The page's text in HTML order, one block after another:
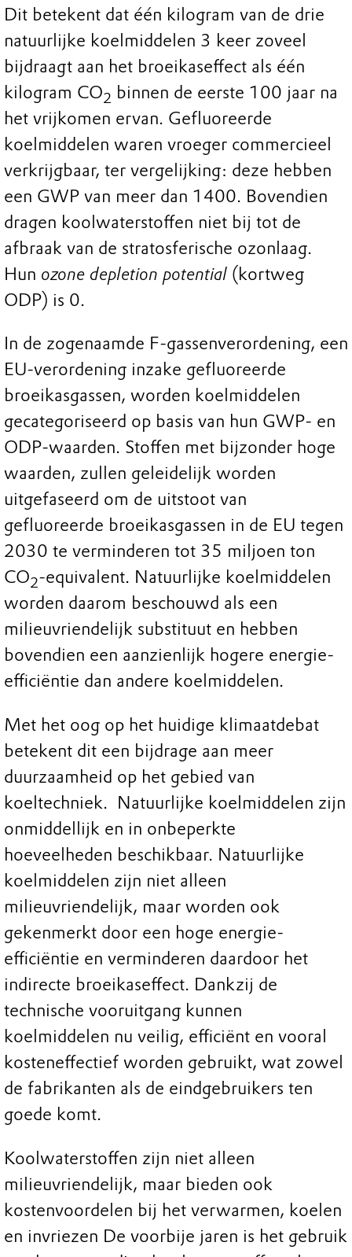
Dit betekent dat één kilogram van de drie
natuurlijke koelmiddelen 3 keer zoveel
bijdraagt aan het broeikaseffect als één
kilogram CO2 binnen de eerste 100 jaar na
het vrijkomen ervan. Gefluoreerde
koelmiddelen waren vroeger commercieel
verkrijgbaar, ter vergelijking: deze hebben
een GWP van meer dan 1400. Bovendien
dragen koolwaterstoffen niet bij tot de
afbraak van de stratosferische ozonlaag.
Hun ozone depletion potential (kortweg
ODP) is 0.
In de zogenaamde F-gassenverordening, een
EU-verordening inzake gefluoreerde
broeikasgassen, worden koelmiddelen
gecategoriseerd op basis van hun GWP- en
ODP-waarden. Stoffen met bijzonder hoge
waarden, zullen geleidelijk worden
uitgefaseerd om de uitstoot van
gefluoreerde broeikasgassen in de EU tegen
2030 te verminderen tot 35 miljoen ton
CO2-equivalent. Natuurlijke koelmiddelen
worden daarom beschouwd als een
milieuvriendelijk substituut en hebben
bovendien een aanzienlijk hogere energie-
efficiëntie dan andere koelmiddelen.
Met het oog op het huidige klimaatdebat
betekent dit een bijdrage aan meer
duurzaamheid op het gebied van
koeltechniek. Natuurlijke koelmiddelen zijn
onmiddellijk en in onbeperkte
hoeveelheden beschikbaar. Natuurlijke
koelmiddelen zijn niet alleen
milieuvriendelijk, maar worden ook
gekenmerkt door een hoge energie-
efficiëntie en verminderen daardoor het
indirecte broeikaseffect. Dankzij de
technische vooruitgang kunnen
koelmiddelen nu veilig, efficiënt en vooral
kosteneffectief worden gebruikt, wat zowel
de fabrikanten als de eindgebruikers ten
goede komt.
Koolwaterstoffen zijn niet alleen
milieuvriendelijk, maar bieden ook
kostenvoordelen bij het verwarmen, koelen
en invriezen De voorbije jaren is het gebruik